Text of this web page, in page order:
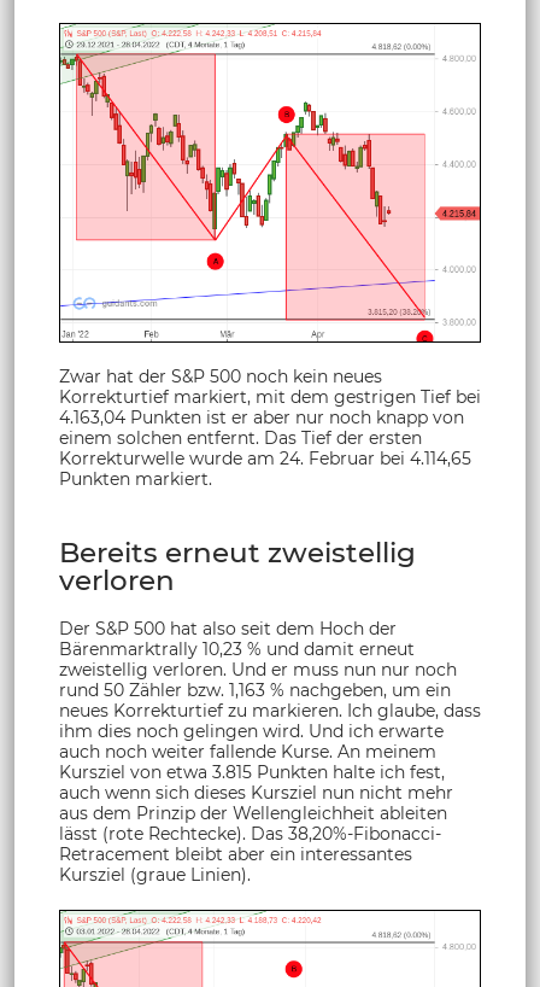
Zwar hat der S&P 500 noch kein neues
Korrekturtief markiert, mit dem gestrigen Tief bei
4.163,04 Punkten ist er aber nur noch knapp von
einem solchen entfernt. Das Tief der ersten
Korrekturwelle wurde am 24. Februar bei 4.114,65
Punkten markiert.
Bereits erneut zweistellig
verloren
Der S&P 500 hat also seit dem Hoch der
Bärenmarktrally 10,23 % und damit erneut
zweistellig verloren. Und er muss nun nur noch
rund 50 Zähler bzw. 1,163 % nachgeben, um ein
neues Korrekturtief zu markieren. Ich glaube, dass
ihm dies noch gelingen wird. Und ich erwarte
auch noch weiter fallende Kurse. An meinem
Kursziel von etwa 3.815 Punkten halte ich fest,
auch wenn sich dieses Kursziel nun nicht mehr
aus dem Prinzip der Wellengleichheit ableiten
lässt (rote Rechtecke). Das 38,20%-Fibonacci-
Retracement bleibt aber ein interessantes
Kursziel (graue Linien).